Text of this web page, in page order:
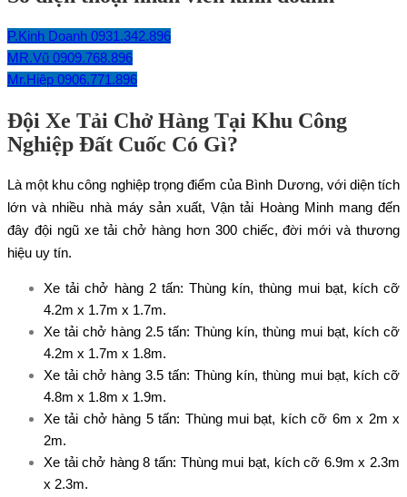
P.Kinh Doanh 0931.342.896
MR.Vũ 0909.768.896
Mr.Hiệp 0906.771.896
Đội Xe Tải Chở Hàng Tại Khu Công
Nghiệp Đất Cuốc Có Gì?
Là một khu công nghiệp trọng điểm của Bình Dương, với diện tích
lớn và nhiều nhà máy sản xuất, Vận tải Hoàng Minh mang đến
đây đội ngũ xe tải chở hàng hơn 300 chiếc, đời mới và thương
hiệu uy tín.
Xe tải chở hàng 2 tấn: Thùng kín, thùng mui bạt, kích cỡ
4.2m x 1.7m x 1.7m.
Xe tải chở hàng 2.5 tấn: Thùng kín, thùng mui bạt, kích cỡ
4.2m x 1.7m x 1.8m.
Xe tải chở hàng 3.5 tấn: Thùng kín, thùng mui bạt, kích cỡ
4.8m x 1.8m x 1.9m.
Xe tải chở hàng 5 tấn: Thùng mui bạt, kích cỡ 6m x 2m x
2m.
Xe tải chở hàng 8 tấn: Thùng mui bạt, kích cỡ 6.9m x 2.3m
x 2.3m.